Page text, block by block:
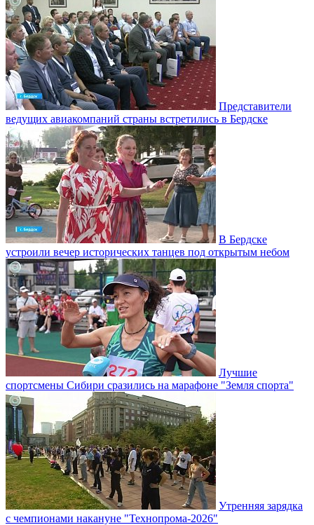
Представители
ведущих авиакомпаний страны встретились в Бердске
В Бердске
устроили вечер исторических танцев под открытым небом
Лучшие
спортсмены Сибири сразились на марафоне "Земля спорта"
Утренняя зарядка
с чемпионами накануне "Технопрома-2026"